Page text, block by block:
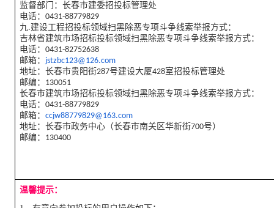
监督部门：长春市建委招投标管理处
电话：0431-88779829
九.建设工程招投标领域扫黑除恶专项斗争线索举报方式：
吉林省建筑市场招标投标领域扫黑除恶专项斗争线索举报方式：
电话：0431-82752638
邮箱： jstzbc123@126.com
地址：长春市贵阳街287号建设大厦428室招投标管理处
邮编：130051
长春市建筑市场招标投标领域扫黑除恶专项斗争线索举报方式：
电话：0431-88779829
邮箱： ccjw88779829@163.com
地址：长春市政务中心（长春市南关区华新街700号）
邮编：130400
温馨提示：